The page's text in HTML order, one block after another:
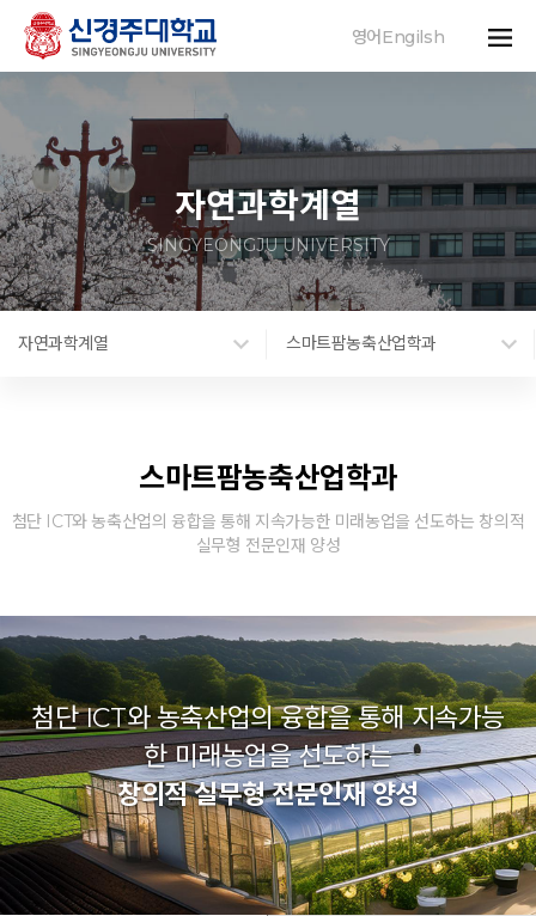
영어Engilsh
자연과학계열
SINGYEONGJU UNIVERSITY
자연과학계열 스마트팜농축산업학과
스마트팜농축산업학과
첨단 ICT와 농축산업의 융합을 통해 지속가능한 미래농업을 선도하는 창의적
실무형 전문인재 양성
첨단 ICT와 농축산업의 융합을 통해 지속가능
한 미래농업을 선도하는
창의적 실무형 전문인재 양성